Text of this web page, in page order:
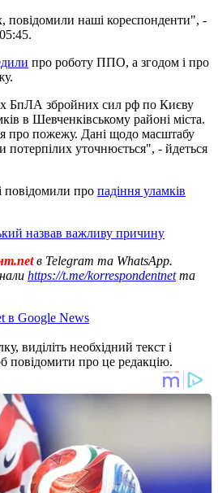
повідомили наші кореспонденти", -
про роботу ППО, а згодом і про
БпЛА збройних сил рф по Києву
в Шевченківському районі міста.
про пожежу. Дані щодо масштабу
потерпілих уточнюється", - йдеться
повідомили про падіння уламків
назвав важливу причину
в Telegram та WhatsApp.
https://t.me/korrespondentnetта
в Google News
виділіть необхідний текст і
повідомити про це редакцію.